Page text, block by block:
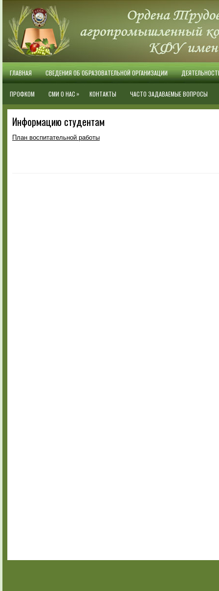
ГЛАВНАЯ СВЕДЕНИЯ ОБ ОБРАЗОВАТЕЛЬНОЙ ОРГАНИЗАЦИИ
ПРОФКОМ СМИ О НАС » КОНТАКТЫ ЧАСТО ЗАДАВАЕМЫЕ ВОПРОСЫ
Информацию студентам
План воспитательной работы